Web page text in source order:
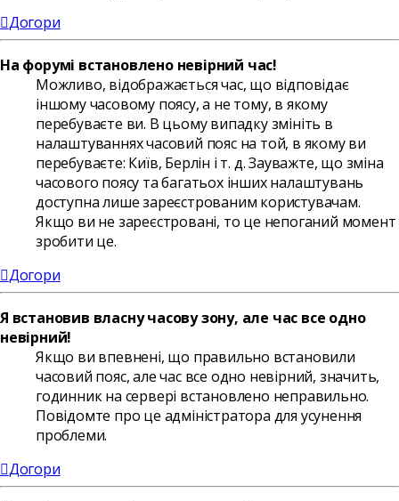
Догори
На форумі встановлено невірний час!
Можливо, відображається час, що відповідає
іншому часовому поясу, а не тому, в якому
перебуваєте ви. В цьому випадку змініть в
налаштуваннях часовий пояс на той, в якому ви
перебуваєте: Київ, Берлін і т. д. Зауважте, що зміна
часового поясу та багатьох інших налаштувань
доступна лише зареєстрованим користувачам.
Якщо ви не зареєстровані, то це непоганий момент
зробити це.
Догори
Я встановив власну часову зону, але час все одно
невірний!
Якщо ви впевнені, що правильно встановили
часовий пояс, але час все одно невірний, значить,
годинник на сервері встановлено неправильно.
Повідомте про це адміністратора для усунення
проблеми.
Догори